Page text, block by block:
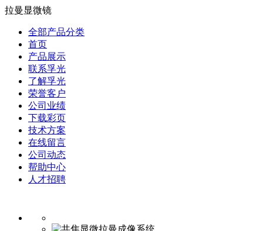
拉曼显微镜
全部产品分类
首页
产品展示
联系孚光
了解孚光
荣誉客户
公司业绩
下载彩页
技术方案
在线留言
公司动态
帮助中心
人才招聘